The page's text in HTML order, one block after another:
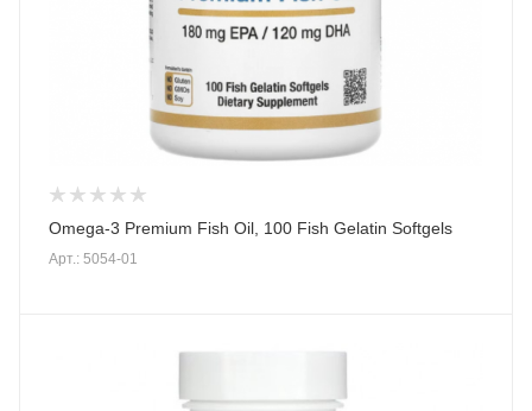
Omega-3 Premium Fish Oil, 100 Fish Gelatin Softgels
Арт.: 5054-01